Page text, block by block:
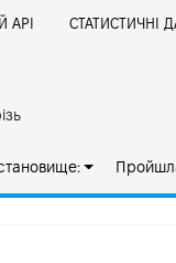
АРІ СТАТИСТИЧНІ